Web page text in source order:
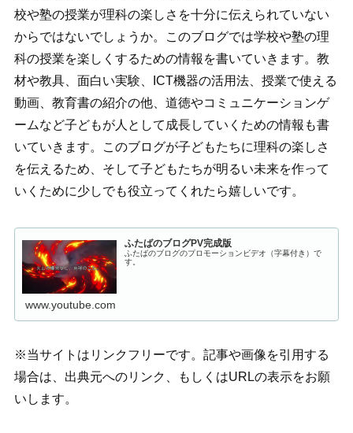
校や塾の授業が理科の楽しさを十分に伝えられていない
からではないでしょうか。このブログでは学校や塾の理
科の授業を楽しくするための情報を書いていきます。教
材や教具、面白い実験、ICT機器の活用法、授業で使える
動画、教育書の紹介の他、道徳やコミュニケーションゲ
ームなど子どもが人として成長していくための情報も書
いていきます。このブログが子どもたちに理科の楽しさ
を伝えるため、そして子どもたちが明るい未来を作って
いくために少しでも役立ってくれたら嬉しいです。
ふたばのブログPV完成版
ふたばのブログのプロモーションビデオ（字幕付き）で
す。
www.youtube.com
※当サイトはリンクフリーです。記事や画像を引用する
場合は、出典元へのリンク、もしくはURLの表示をお願
いします。